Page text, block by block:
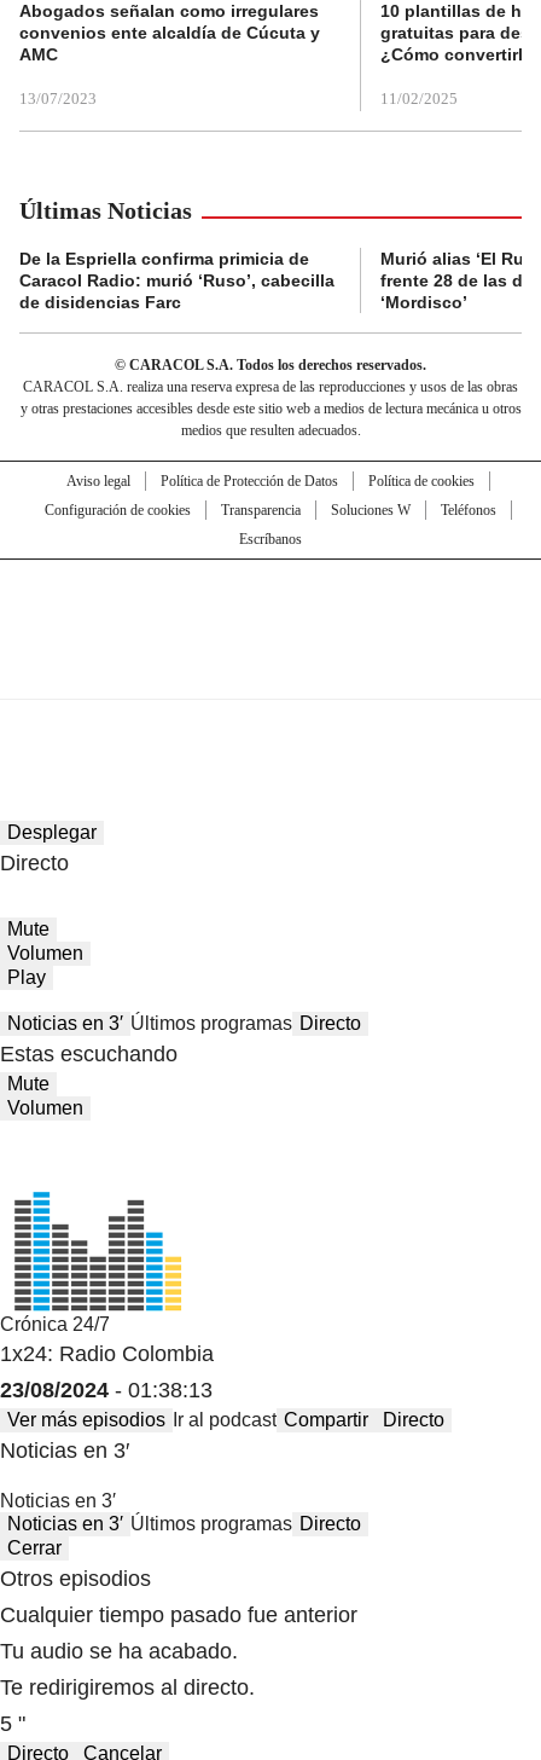
Abogados señalan como irregulares
convenios ente alcaldía de Cúcuta y
AMC
13/07/2023
10 plantillas de
gratuitas para
¿Cómo convertirla
11/02/2025
Últimas Noticias
De la Espriella confirma primicia de
Caracol Radio: murió ‘Ruso’, cabecilla
de disidencias Farc
Murió alias ‘El
frente 28 de las
‘Mordisco’
© CARACOL S.A. Todos los derechos reservados.
CARACOL S.A. realiza una reserva expresa de las reproducciones y usos de las obras
y otras prestaciones accesibles desde este sitio web a medios de lectura mecánica u otros
medios que resulten adecuados.
Aviso legal Política de Protección de Datos
Política de cookies
Configuración de cookies
Transparencia Soluciones W
Teléfonos
Escríbanos
Desplegar
Directo
Mute
Volumen
Play
Noticias en 3′ Últimos programas Directo
Estas escuchando
Mute
Volumen
Crónica 24/7
1x24: Radio Colombia
23/08/2024 - 01:38:13
Ver más episodios Ir al podcast Compartir Directo
Noticias en 3′
Noticias en 3′
Noticias en 3′ Últimos programas Directo
Cerrar
Otros episodios
Cualquier tiempo pasado fue anterior
Tu audio se ha acabado.
Te redirigiremos al directo.
5 "
Directo Cancelar